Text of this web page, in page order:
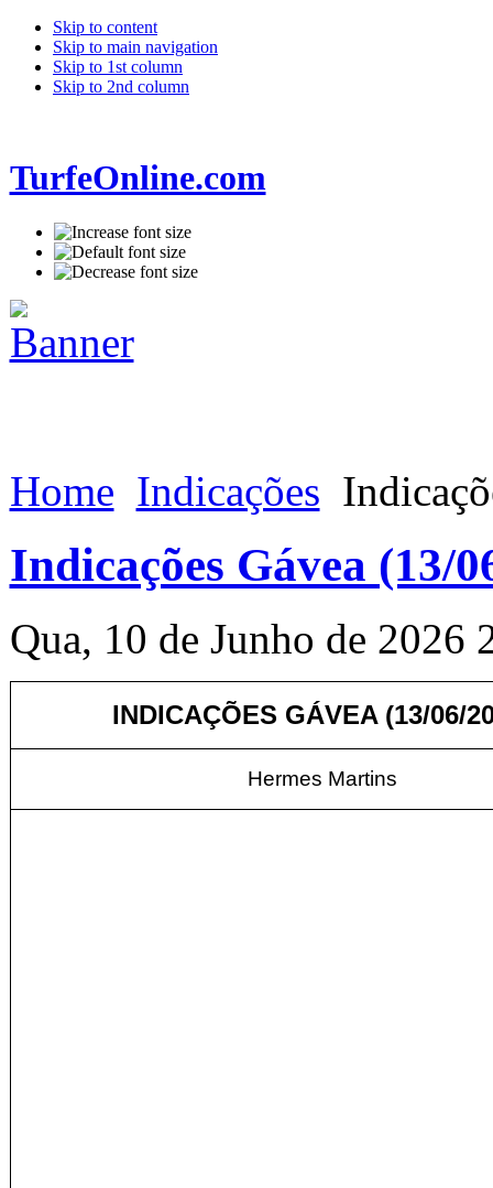
Skip to content
Skip to main navigation
Skip to 1st column
Skip to 2nd column
TurfeOnline.com
Home Indicações
Indicações Gávea (13/
Qua, 10 de Junho de 2026
INDICAÇÕES GÁVEA (13/06/
Hermes Martins